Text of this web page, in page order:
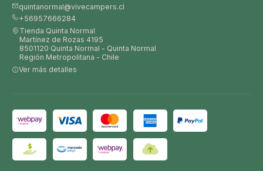
quintanormal@vivecampers.cl
+56957666284
Tienda Quinta Normal
Martínez de Rozas 4195
8501120 Quinta Normal - Quinta Normal
Región Metropolitana - Chile
Ver más detalles